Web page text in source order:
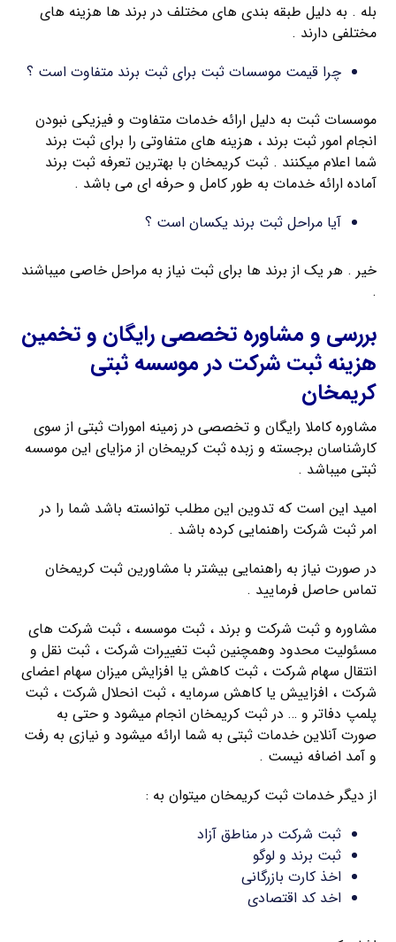
بله . به دلیل طبقه بندی های مختلف در برند ها هزینه های
مختلفی دارند .
چرا قیمت موسسات ثبت برای ثبت برند متفاوت است ؟
موسسات ثبت به دلیل ارائه خدمات متفاوت و فیزیکی نبودن
انجام امور ثبت برند ، هزینه های متفاوتی را برای ثبت برند
شما اعلام میکنند . ثبت کریمخان با بهترین تعرفه ثبت برند
آماده ارائه خدمات به طور کامل و حرفه ای می باشد .
آیا مراحل ثبت برند یکسان است ؟
خیر . هر یک از برند ها برای ثبت نیاز به مراحل خاصی میباشند
.
بررسی و مشاوره تخصصی رایگان و تخمین
هزینه ثبت شرکت در موسسه ثبتی
کریمخان
مشاوره کاملا رایگان و تخصصی در زمینه امورات ثبتی از سوی
کارشناسان برجسته و زبده ثبت کریمخان از مزایای این موسسه
ثبتی میباشد .
امید این است که تدوین این مطلب توانسته باشد شما را در
امر ثبت شرکت راهنمایی کرده باشد .
در صورت نیاز به راهنمایی بیشتر با مشاورین ثبت کریمخان
تماس حاصل فرمایید .
مشاوره و ثبت شرکت و برند ، ثبت موسسه ، ثبت شرکت های
مسئولیت محدود وهمچنین ثبت تغییرات شرکت ، ثبت نقل و
انتقال سهام شرکت ، ثبت کاهش یا افزایش میزان سهام اعضای
شرکت ، افزاییش یا کاهش سرمایه ، ثبت انحلال شرکت ، ثبت
پلمپ دفاتر و … در ثبت کریمخان انجام میشود و حتی به
صورت آنلاین خدمات ثبتی به شما ارائه میشود و نیازی به رفت
و آمد اضافه نیست .
از دیگر خدمات ثبت کریمخان میتوان به :
ثبت شرکت در مناطق آزاد
ثبت برند و لوگو
اخذ کارت بازرگانی
اخد کد اقتصادی